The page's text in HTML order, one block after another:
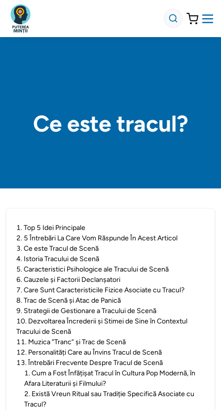
Ce este tracul?
1.Top 5 Idei Principale
2. 5 Întrebări La Care Vom Răspunde În Acest Articol
3.Ce este Tracul de Scenă
4. Istoria Tracului de Scenă
5.Caracteristici Psihologice ale Tracului de Scenă
6.Cauzele și Factorii Declanșatori
7.Care Sunt Caracteristicile Fizice Asociate cu Tracul?
8.Trac de Scenă și Atac de Panică
9. Strategii de Gestionare a Tracului de Scenă
10. Dezvoltarea Încrederii și Stimei de Sine în Contextul
Tracului de Scenă
11. Muzica ”Tranc” și Trac de Scenă
12. Personalități Care au Învins Tracul de Scenă
13.Întrebări Frecvente Despre Tracul de Scenă
1.Cum a Fost Înfățișat Tracul în Cultura Pop Modernă, în
Afara Literaturii și Filmului?
2. Există Vreun Ritual sau Tradiție Specifică Asociate cu
Tracul?